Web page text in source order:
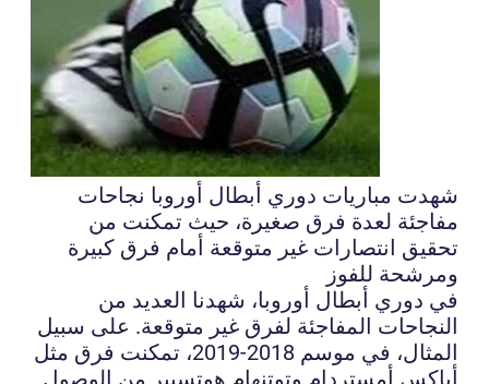
شهدت مباريات دوري أبطال أوروبا نجاحات
مفاجئة لعدة فرق صغيرة، حيث تمكنت من
تحقيق انتصارات غير متوقعة أمام فرق كبيرة
ومرشحة للفوز
في دوري أبطال أوروبا، شهدنا العديد من
النجاحات المفاجئة لفرق غير متوقعة. على سبيل
المثال، في موسم 2018-2019، تمكنت فرق مثل
أياكس أمستردام وتوتنهام هوتسبير من الوصول